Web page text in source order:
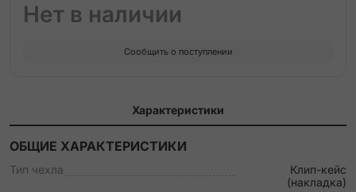
Нет в наличии
Сообщить о поступлении
Характеристики
ОБЩИЕ ХАРАКТЕРИСТИКИ
Тип чехла
Клип-кейс
(накладка)